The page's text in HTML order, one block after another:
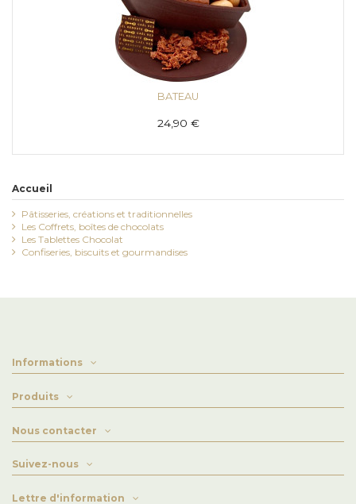
BATEAU
24,90 €
Accueil
Pâtisseries, créations et traditionnelles
Les Coffrets, boîtes de chocolats
Les Tablettes Chocolat
Confiseries, biscuits et gourmandises
Informations
Produits
Nous contacter
Suivez-nous
Lettre d'information